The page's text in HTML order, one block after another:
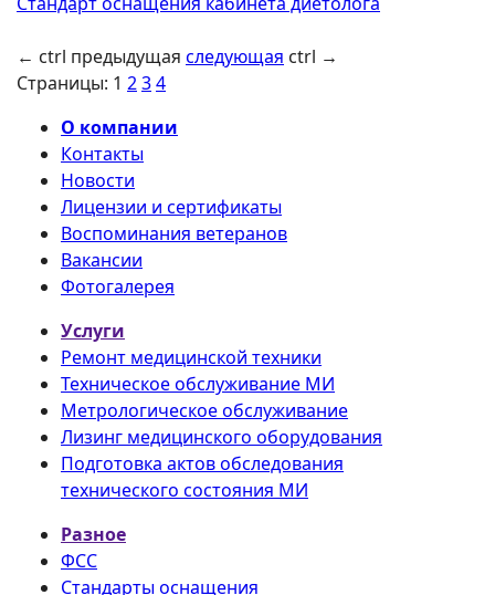
← ctrl предыдущая следующая ctrl →
Страницы: 1 234
О компании
Контакты
Новости
Лицензии и сертификаты
Воспоминания ветеранов
Вакансии
Фотогалерея
Услуги
Ремонт медицинской техники
Техническое обслуживание МИ
Метрологическое обслуживание
Лизинг медицинского оборудования
Подготовка актов обследования
технического состояния МИ
Разное
ФСС
Стандарты оснащения